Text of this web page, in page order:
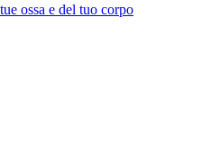
ossa e del tuo corpo